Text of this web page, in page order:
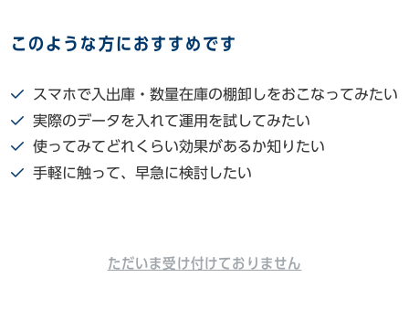
このような方におすすめです
スマホで入出庫・数量在庫の棚卸しをおこなってみたい
実際のデータを入れて運用を試してみたい
使ってみてどれくらい効果があるか知りたい
手軽に触って、早急に検討したい
ただいま受け付けておりません